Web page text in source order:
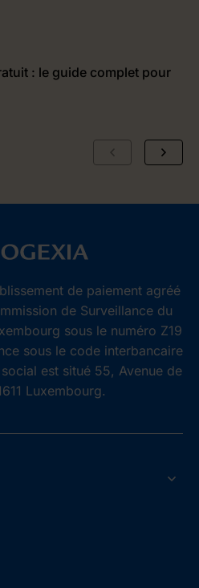
: le guide complet pour
de paiement agréé
de Surveillance du
sous le numéro Z19
sous le code interbancaire
est situé 55, Avenue de
Luxembourg.